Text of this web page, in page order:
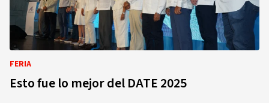
FERIA
Esto fue lo mejor del DATE 2025